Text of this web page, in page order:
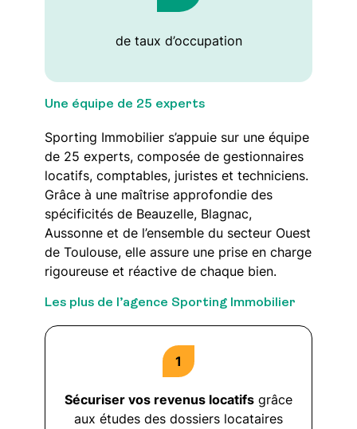
de taux d’occupation
Une équipe de 25 experts
Sporting Immobilier s’appuie sur une équipe
de 25 experts, composée de gestionnaires
locatifs, comptables, juristes et techniciens.
Grâce à une maîtrise approfondie des
spécificités de Beauzelle, Blagnac,
Aussonne et de l’ensemble du secteur Ouest
de Toulouse, elle assure une prise en charge
rigoureuse et réactive de chaque bien.
Les plus de l’agence Sporting Immobilier
Sécuriser vos revenus locatifs grâce
aux études des dossiers locataires